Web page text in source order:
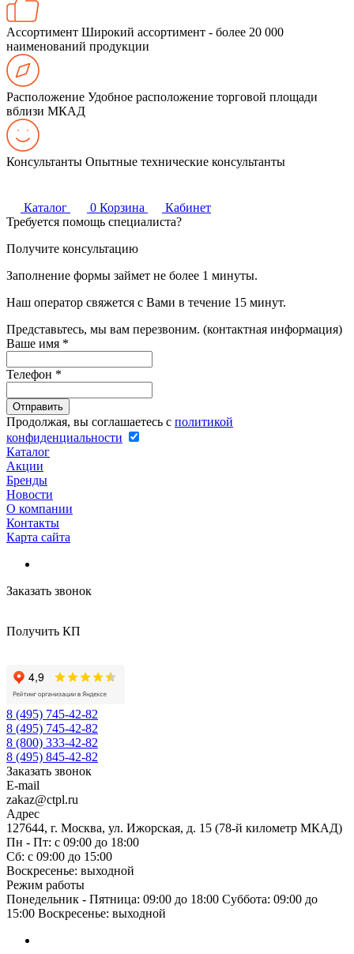
Ассортимент Широкий ассортимент - более 20 000
наименований продукции
Расположение Удобное расположение торговой площади
вблизи МКАД
Консультанты Опытные технические консультанты
Каталог 0 Корзина
Кабинет
Требуется помощь специалиста?
Получите консультацию
Заполнение формы займет не более 1 минуты.
Наш оператор свяжется с Вами в течение 15 минут.
Представьтесь, мы вам перезвоним. (контактная информация)
Ваше имя *
Телефон *
Продолжая, вы соглашаетесь с политикой
конфиденциальности
Каталог
Акции
Бренды
Новости
О компании
Контакты
Карта сайта
Заказать звонок
Получить КП
8 (495) 745-42-82
8 (495) 745-42-82
8 (800) 333-42-82
8 (495) 845-42-82
Заказать звонок
E-mail
zakaz@ctpl.ru
Адрес
127644, г. Москва, ул. Ижорская, д. 15 (78-й километр МКАД)
Пн - Пт: с 09:00 до 18:00
Сб: с 09:00 до 15:00
Воскресенье: выходной
Режим работы
Понедельник - Пятница: 09:00 до 18:00 Суббота: 09:00 до
15:00 Воскресенье: выходной